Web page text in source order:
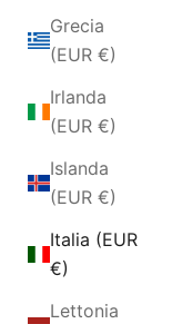
Grecia
(EUR €)
Irlanda
(EUR €)
Islanda
(EUR €)
Italia (EUR
€)
Lettonia